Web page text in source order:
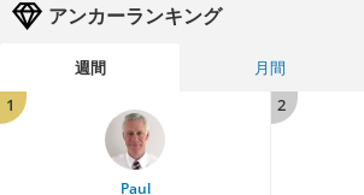
アンカーランキング
週間 月間
1
Paul
2